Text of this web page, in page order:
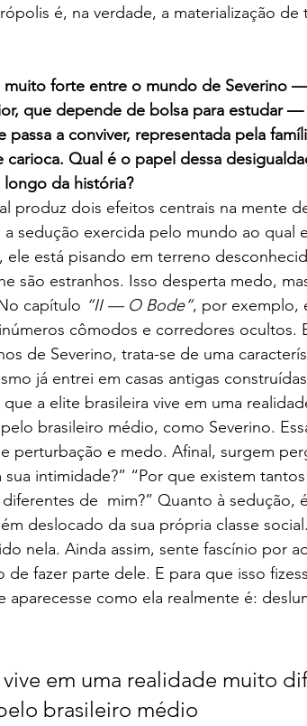
é, na verdade, a materialização
muito forte entre o mundo de Severino
que depende de bolsa para estudar —
passa a conviver, representada pela
Qual é o papel dessa
da história?
produz dois efeitos centrais na mente
sedução exercida pelo mundo ao qual
ele está pisando em terreno
são estranhos. Isso desperta medo,
capítulo “II — O Bode”, por exemplo,
cômodos e corredores ocultos.
de Severino, trata-se de uma
já entrei em casas antigas
que a elite brasileira vive em uma
brasileiro médio, como Severino.
perturbação e medo. Afinal, surgem
sua intimidade?” “Por que existem
de  mim?” Quanto à sedução,
deslocado da sua própria classe
nela. Ainda assim, sente fascínio por
fazer parte dele. E para que isso
aparecesse como ela realmente é:
em uma realidade muito
brasileiro médio